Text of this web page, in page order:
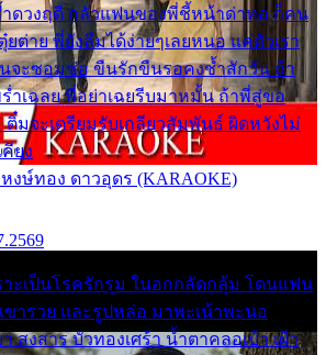
ดวงฤดี กลัวแฟนของพี่ชี้หน้าด่าทอ ก็คน
ต่าย พี่ยังลืมได้ง่ายๆเลยหนอ แค่ตัวเรา
จะซอมซ่อ ขืนรักขืนรอคงช้ำสักวัน ถ้า
ำเฉลย พี่อย่าเฉยรีบมาหมั้น ถ้าพี่สู่ขอ
มจะเตรียมรับเกลียวสัมพันธ์ ผิดหวังไม่
ยง
งษ์ทอง ดาวอุดร (KARAOKE)
าะเป็นโรครักรุม ในอกกลัดกลุ้ม โดนแฟน
ขารวย และรูปหล่อ มาพะเน้าพะนอ
สงสาร บัวทองเศร้า น้ำตาคลอเบ้า เฝ้า